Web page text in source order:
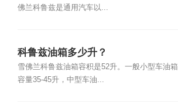
佛兰科鲁兹是通用汽车以...
科鲁兹油箱多少升？
雪佛兰科鲁兹油箱容积是52升。一般小型车油箱
容量35-45升，中型车油...